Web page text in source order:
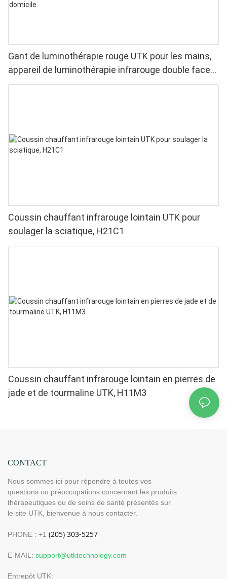
Gant de luminothérapie rouge UTK pour les mains,
appareil de luminothérapie infrarouge double face
pour soulager les douleurs aux doigts et aux
Coussin chauffant infrarouge lointain UTK pour
soulager la sciatique, H21C1
Coussin chauffant infrarouge lointain en pierres de
jade et de tourmaline UTK, H11M3
CONTACT
Nous sommes ici pour répondre à toutes vos
questions ou préoccupations concernant les produits
thérapeutiques ou de soins de santé présentés sur
le site UTK, bienvenue à nous contacter.
PHONE : +1
E-MAIL: support@utktechnology.com
Entrepôt UTK: